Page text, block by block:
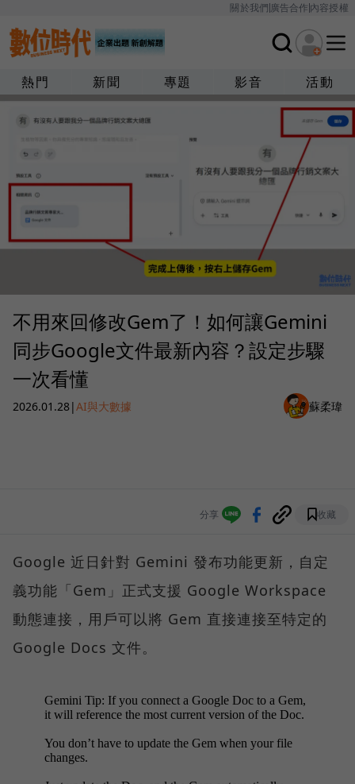
關於我們廣告合作內容授權
熱門 新聞 專題 影音 活動
不用來回修改Gem了！如何讓Gemini
同步Google文件最新內容？設定步驟
一次看懂
2026.01.28|AI與大數據 蘇柔瑋
分享 收藏
Google 近日針對 Gemini 發布功能更新，自定
義功能「Gem」正式支援 Google Workspace
動態連接，用戶可以將 Gem 直接連接至特定的
Google Docs 文件。